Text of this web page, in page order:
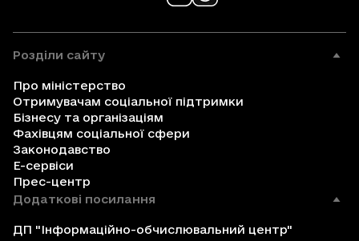
Розділи сайту
Про міністерство
Отримувачам соціальної підтримки
Бізнесу та організаціям
Фахівцям соціальної сфери
Законодавство
Е-сервіси
Прес-центр
Додаткові посилання
ДП "Інформаційно-обчислювальний центр"